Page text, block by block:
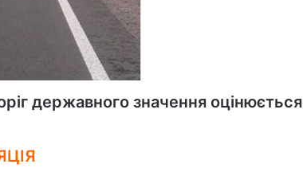
державного значення оцінюється